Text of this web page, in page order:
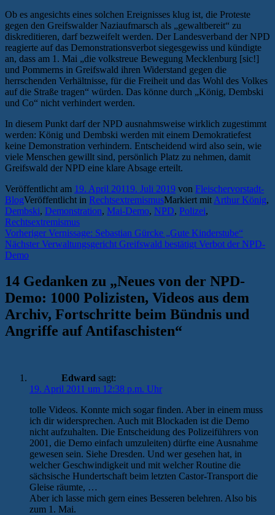
Ob es angesichts eines solchen Ereignisses klug ist, die Proteste
gegen den Greifswalder Naziaufmarsch als „gewaltbereit“ zu
diskreditieren, darf bezweifelt werden. Der Landesverband der NPD
reagierte auf das Demonstrationsverbot siegesgewiss und kündigte
an, dass am 1. Mai „die volkstreue Bewegung Mecklenburg [sic!]
und Pommerns in Greifswald ihren Widerstand gegen die
herrschenden Verhältnisse, für die Freiheit und das Wohl des Volkes
auf die Straße tragen“ würden. Das könne durch „König, Dembski
und Co“ nicht verhindert werden.
In diesem Punkt darf der NPD ausnahmsweise wirklich zugestimmt
werden: König und Dembski werden mit einem Demokratiefest
keine Demonstration verhindern. Entscheidend wird also sein, wie
viele Menschen gewillt sind, persönlich Platz zu nehmen, damit
Greifswald der NPD eine klare Absage erteilt.
Veröffentlicht am 19. April 20119. Juli 2019 von Fleischervorstadt-
BlogVeröffentlicht in RechtsextremismusMarkiert mit Arthur König,
Dembski, Demonstration, Mai-Demo, NPD, Polizei,
Rechtsextremismus
Beitragsnavigation
Vorheriger Vorheriger
Beitrag:
Vernissage: Sebastian Gürcke „Gute Kinderstube“
Nächster Nächster
Verwaltungsgericht Greifswald bestätigt Verbot der NPD-
Demo
14 Gedanken zu „Neues von der NPD-
Demo: 1000 Polizisten, Videos aus dem
Archiv, Fortschritte beim Bündnis und
Angriffe auf Antifaschisten“
Edward sagt:
19. April 2011 um 12:38 p.m. Uhr
tolle Videos. Konnte mich sogar finden. Aber in einem muss
ich dir widersprechen. Auch mit Blockaden ist die Demo
nicht aufzuhalten. Die Entscheidung des Polizeiführers von
2001, die Demo einfach umzuleiten) dürfte eine Ausnahme
gewesen sein. Siehe Dresden. Und wer gesehen hat, in
welcher Geschwindigkeit und mit welcher Routine die
sächsische Hundertschaft beim letzten Castor-Transport die
Gleise räumte, …
Aber ich lasse mich gern eines Besseren belehren. Also bis
zum 1. Mai.